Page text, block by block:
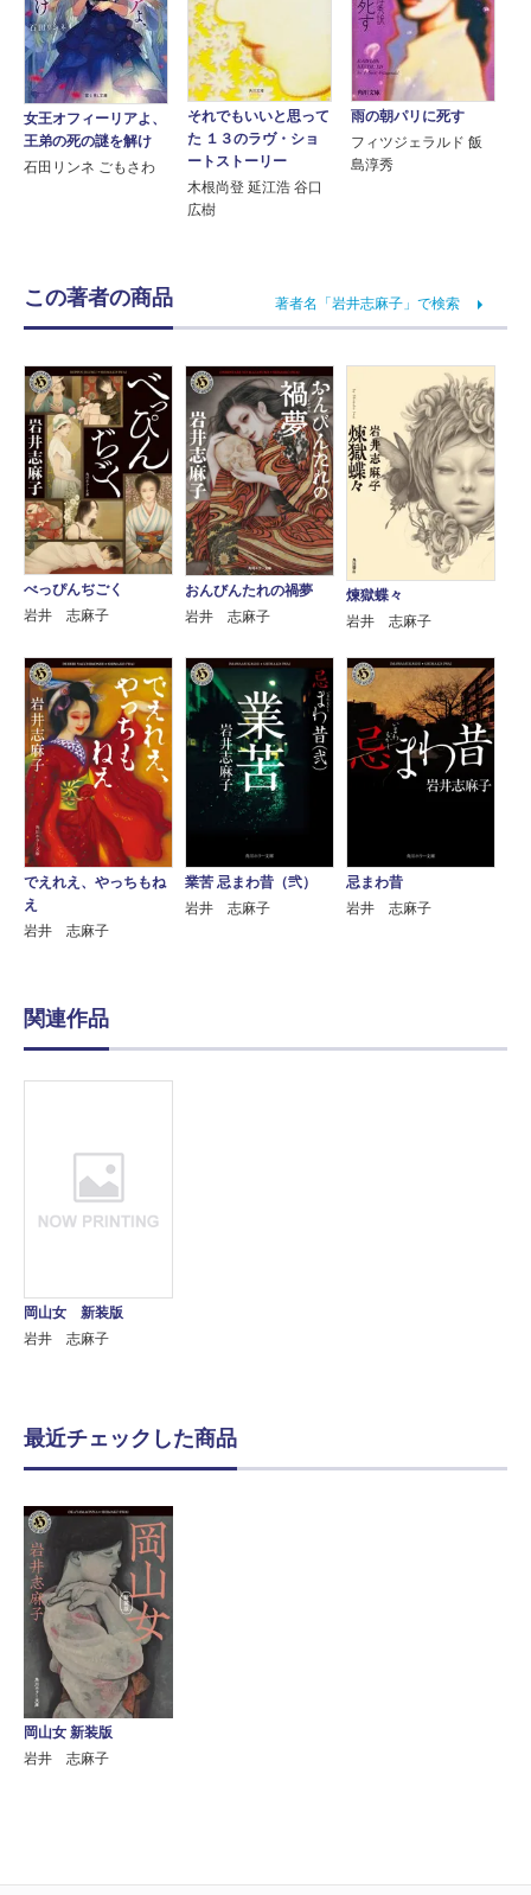
女王オフィーリアよ、
王弟の死の謎を解け
石田リンネ ごもさわ
それでもいいと思って
た １３のラヴ・ショ
ートストーリー
木根尚登 延江浩 谷口
広樹
雨の朝パリに死す
フィツジェラルド 飯
島淳秀
この著者の商品 著者名「岩井志麻子」で検索
べっぴんぢごく
岩井 志麻子
おんびんたれの禍夢
岩井 志麻子
煉獄蝶々
岩井 志麻子
でえれえ、やっちもね
え
岩井 志麻子
業苦 忌まわ昔（弐）
岩井 志麻子
忌まわ昔
岩井 志麻子
関連作品
岡山女 新装版
岩井 志麻子
最近チェックした商品
岡山女 新装版
岩井 志麻子